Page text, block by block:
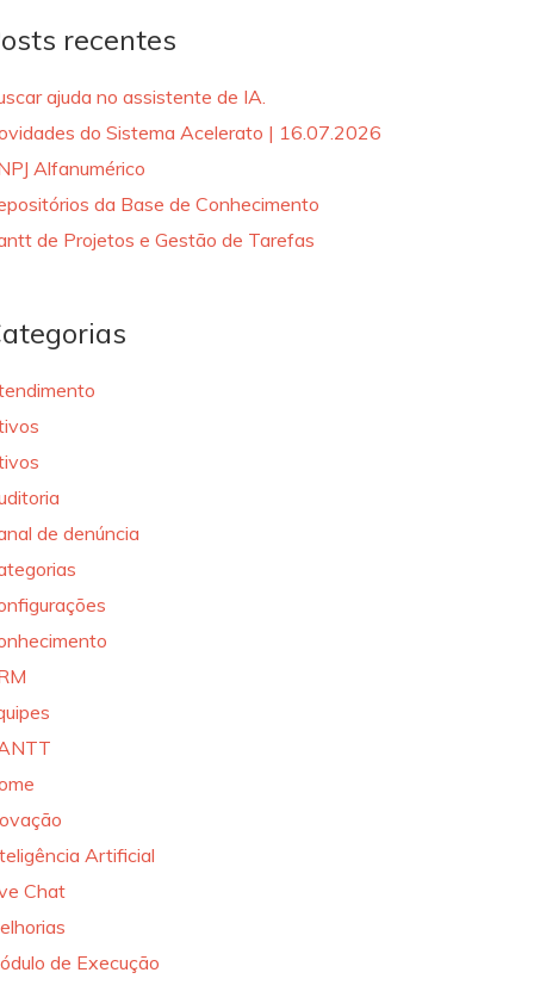
recentes
ajuda no assistente de IA.
do Sistema Acelerato | 16.07.2026
Alfanumérico
da Base de Conhecimento
de Projetos e Gestão de Tarefas
de denúncia
Artificial
Chat
de Execução